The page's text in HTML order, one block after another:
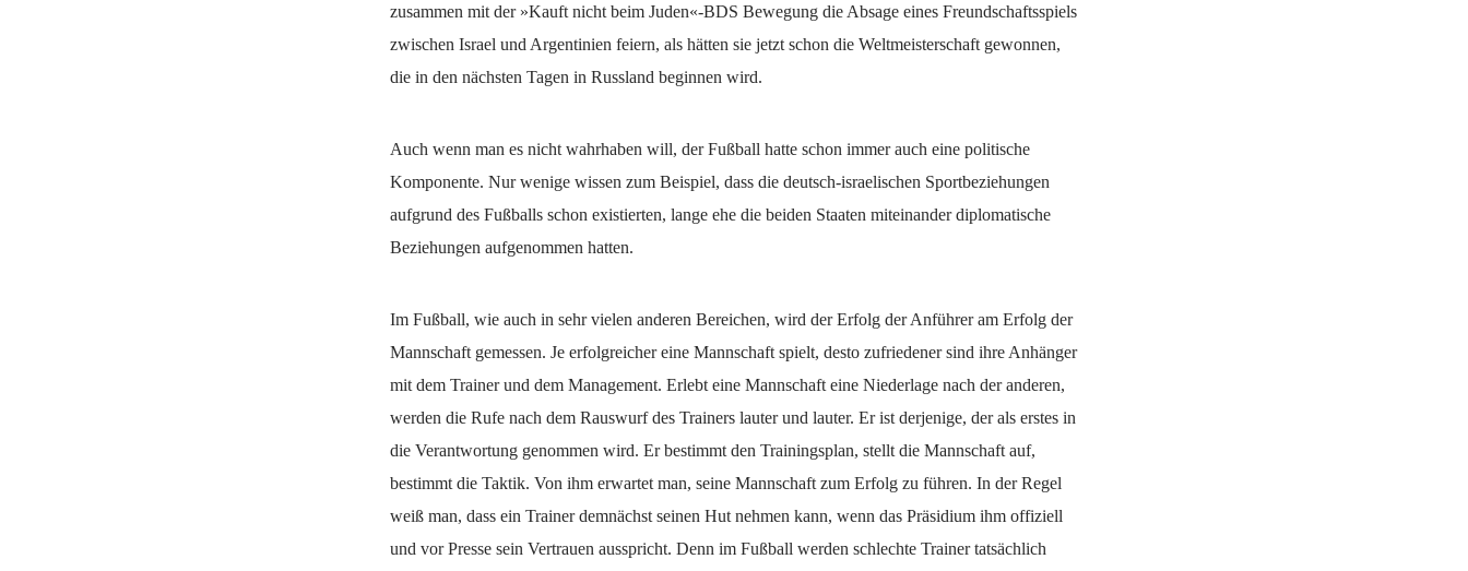
zusammen mit der »Kauft nicht beim Juden«-BDS Bewegung die Absage eines Freundschaftsspiels
zwischen Israel und Argentinien feiern, als hätten sie jetzt schon die Weltmeisterschaft gewonnen,
die in den nächsten Tagen in Russland beginnen wird.
Auch wenn man es nicht wahrhaben will, der Fußball hatte schon immer auch eine politische
Komponente. Nur wenige wissen zum Beispiel, dass die deutsch-israelischen Sportbeziehungen
aufgrund des Fußballs schon existierten, lange ehe die beiden Staaten miteinander diplomatische
Beziehungen aufgenommen hatten.
Im Fußball, wie auch in sehr vielen anderen Bereichen, wird der Erfolg der Anführer am Erfolg der
Mannschaft gemessen. Je erfolgreicher eine Mannschaft spielt, desto zufriedener sind ihre Anhänger
mit dem Trainer und dem Management. Erlebt eine Mannschaft eine Niederlage nach der anderen,
werden die Rufe nach dem Rauswurf des Trainers lauter und lauter. Er ist derjenige, der als erstes in
die Verantwortung genommen wird. Er bestimmt den Trainingsplan, stellt die Mannschaft auf,
bestimmt die Taktik. Von ihm erwartet man, seine Mannschaft zum Erfolg zu führen. In der Regel
weiß man, dass ein Trainer demnächst seinen Hut nehmen kann, wenn das Präsidium ihm offiziell
und vor Presse sein Vertrauen ausspricht. Denn im Fußball werden schlechte Trainer tatsächlich